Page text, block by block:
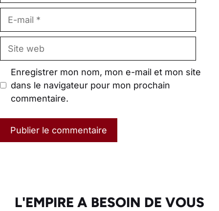
Site
web
Enregistrer mon nom, mon e-mail et mon site
dans le navigateur pour mon prochain
commentaire.
L'EMPIRE A BESOIN DE VOUS